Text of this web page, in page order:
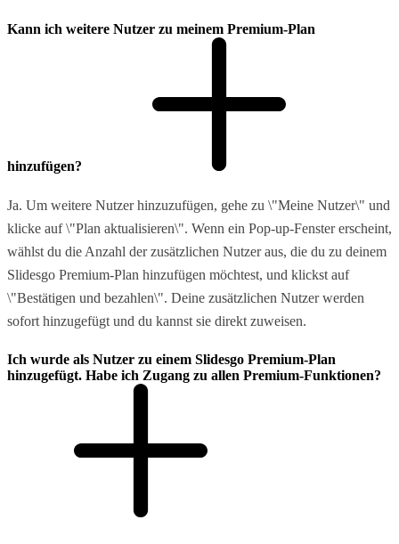
Kann ich weitere Nutzer zu meinem Premium-Plan
hinzufügen?
Ja. Um weitere Nutzer hinzuzufügen, gehe zu \"Meine Nutzer\" und
klicke auf \"Plan aktualisieren\". Wenn ein Pop-up-Fenster erscheint,
wählst du die Anzahl der zusätzlichen Nutzer aus, die du zu deinem
Slidesgo Premium-Plan hinzufügen möchtest, und klickst auf
\"Bestätigen und bezahlen\". Deine zusätzlichen Nutzer werden
sofort hinzugefügt und du kannst sie direkt zuweisen.
Ich wurde als Nutzer zu einem Slidesgo Premium-Plan
hinzugefügt. Habe ich Zugang zu allen Premium-Funktionen?